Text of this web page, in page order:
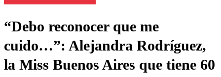
“Debo reconocer que me
cuido…”: Alejandra Rodríguez,
la Miss Buenos Aires que tiene 60